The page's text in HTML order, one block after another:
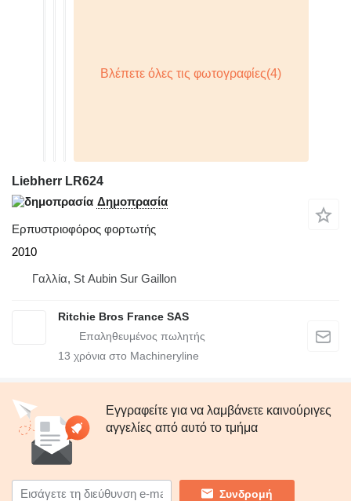
Liebherr LR624
Δημοπρασία
Ερπυστριοφόρος φορτωτής
2010
Γαλλία, St Aubin Sur Gaillon
Ritchie Bros France SAS
13 χρόνια στο Machineryline
Εγγραφείτε για να λαμβάνετε καινούριγες
αγγελίες από αυτό το τμήμα
Συνδρομή